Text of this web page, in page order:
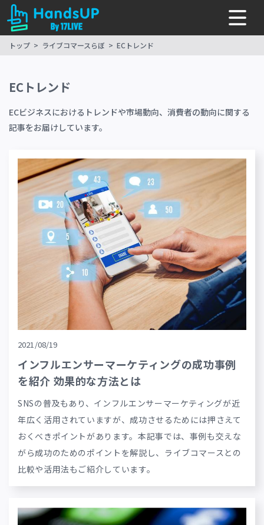
トップ ライブコマースらぼ ECトレンド
ECトレンド
ECビジネスにおけるトレンドや市場動向、消費者の動向に関する
記事をお届けしています。
2021/08/19
インフルエンサーマーケティングの成功事例
を紹介 効果的な方法とは
SNSの普及もあり、インフルエンサーマーケティングが近
年広く活用されていますが、成功させるためには押さえて
おくべきポイントがあります。本記事では、事例も交えな
がら成功のためのポイントを解説し、ライブコマースとの
比較や活用法もご紹介しています。